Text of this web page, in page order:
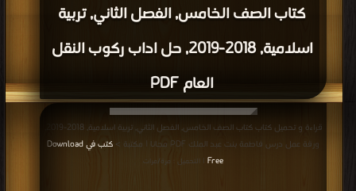
كتاب الصف الخامس, الفصل الثاني, تربية
اسلامية, 2018-2019, حل اداب ركوب النقل
العام PDF
ورقة عمل درس فاطمة بنت عبد الملك PDF مجانا | مكتبة >
كتب في Download
Free
| التحميل : مرة/مرات